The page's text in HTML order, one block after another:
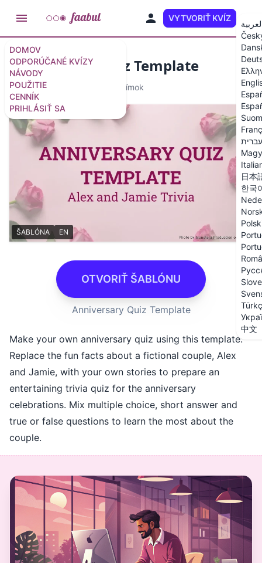
DOMOV
ODPORÚČANÉ KVÍZY
NÁVODY
POUŽITIE
CENNÍK
PRIHLÁSIŤ SA
VYTVORIŤ KVÍZ
עברית
日本
한국
中文
Anniversary Quiz Template
ŠABLÓNA 6 snímok
ŠABLÓNA EN
OTVORIŤ ŠABLÓNU
Anniversary Quiz Template
Make your own anniversary quiz using this template.
Replace the fun facts about a fictional couple, Alex
and Jamie, with your own stories to prepare an
entertaining trivia quiz for the anniversary
celebrations. Mix multiple choice, short answer and
true or false questions to learn the most about the
couple.